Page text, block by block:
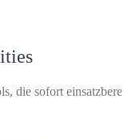
die sofort einsatzbereit